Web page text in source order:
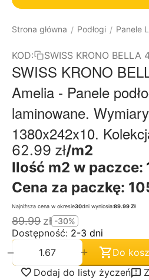
Strona główna / Podłogi / Panele
KOD: SWISS KRONO
SWISS KRONO
Amelia - Panele
laminowane.
1380x242x10.
62.99 zł/m2
Ilość m2 w paczce:
Cena za paczkę:
Najniższa cena w okresie30dni wyniosła:89.99 Zł
89.99 zł -30%
Dostępność: 2-3 dni
+
−
Do
Dodaj do listy życzeń